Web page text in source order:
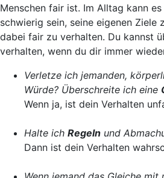
Menschen fair ist. Im Alltag kann
schwierig sein, seine eigenen Ziele
dabei fair zu verhalten. Du kannst
verhalten, wenn du dir immer
Verletze ich jemanden,
Würde? Überschreite ich eine
Wenn ja, ist dein Verhalten
Halte ich Regeln und
Dann ist dein Verhalten